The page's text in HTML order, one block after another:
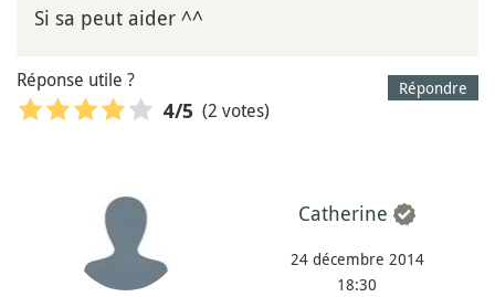
Si sa peut aider ^^
Répondre
Réponse utile ?
4/5 (2 votes)
Catherine
24 décembre 2014
18:30